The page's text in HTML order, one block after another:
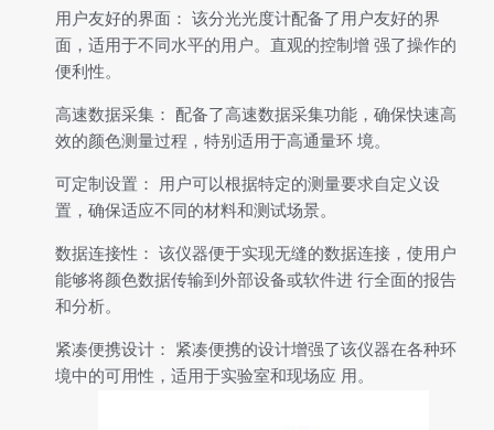
用户友好的界面： 该分光光度计配备了用户友好的界
面，适用于不同水平的用户。直观的控制增 强了操作的
便利性。
高速数据采集： 配备了高速数据采集功能，确保快速高
效的颜色测量过程，特别适用于高通量环 境。
可定制设置： 用户可以根据特定的测量要求自定义设
置，确保适应不同的材料和测试场景。
数据连接性： 该仪器便于实现无缝的数据连接，使用户
能够将颜色数据传输到外部设备或软件进 行全面的报告
和分析。
紧凑便携设计： 紧凑便携的设计增强了该仪器在各种环
境中的可用性，适用于实验室和现场应 用。